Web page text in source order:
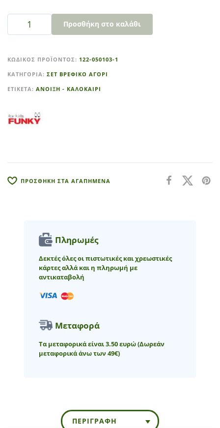
Προσθήκη στο καλάθι
t
e
r
t
ΚΩΔΙΚΌΣ ΠΡΟΪΌΝΤΟΣ: 122-050103-1
ΚΑΤΗΓΟΡΊΑ: ΣΕΤ ΒΡΕΦΙΚΟ ΑΓΟΡΙ
ΕΤΙΚΈΤΑ: ΑΝΟΙΞΗ - ΚΑΛΟΚΑΙΡΙ
ΠΡΟΣΘΗΚΗ ΣΤΑ ΑΓΑΠΗΜΕΝΑ
Πληρωμές
Δεκτές όλες οι πιστωτικές και χρεωστικές
κάρτες αλλά και η πληρωμή με
αντικαταβολή
Μεταφορά
Τα μεταφορικά είναι 3.50 ευρώ(Δωρεάν
μεταφορικά άνω των 49€)
ΠΕΡΙΓΡΑΦΉ